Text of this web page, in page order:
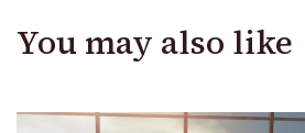
You may also like